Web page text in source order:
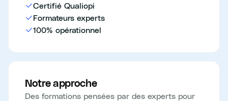
Certifié Qualiopi
Formateurs experts
100% opérationnel
Notre approche
Des formations pensées par des experts pour